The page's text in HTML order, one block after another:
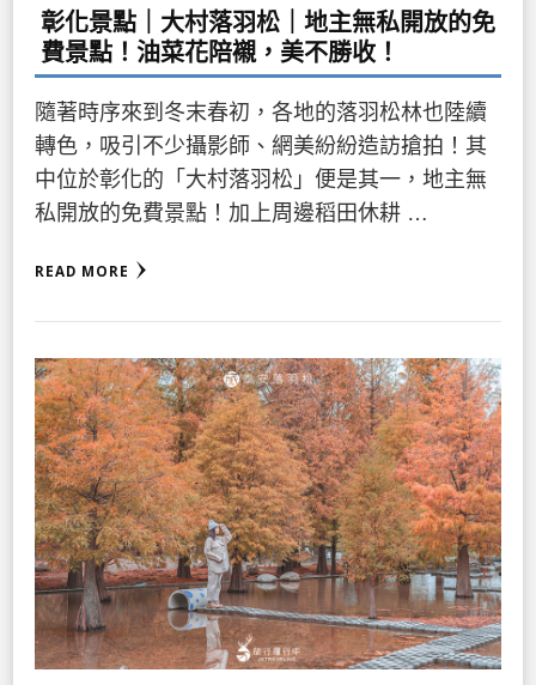
彰化景點｜大村落羽松｜地主無私開放的免
費景點！油菜花陪襯，美不勝收！
隨著時序來到冬末春初，各地的落羽松林也陸續
轉色，吸引不少攝影師、網美紛紛造訪搶拍！其
中位於彰化的「大村落羽松」便是其一，地主無
私開放的免費景點！加上周邊稻田休耕 …
READ MORE